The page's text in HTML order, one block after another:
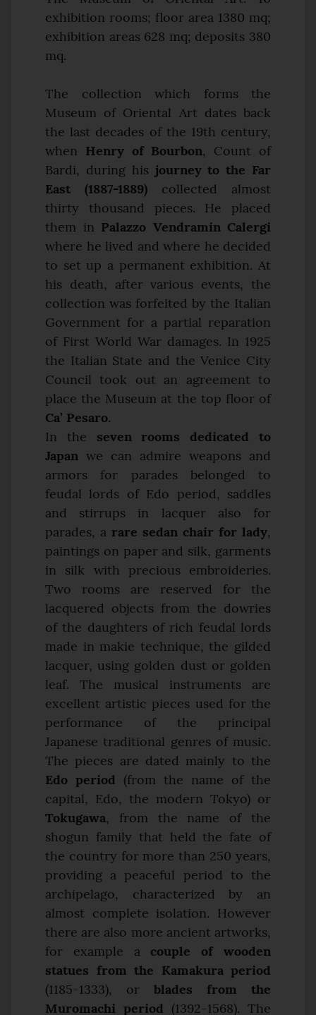
exhibition rooms; floor area 1380 mq;
exhibition areas 628 mq; deposits 380
mq.
The collection which forms the
Museum of Oriental Art dates back
the last decades of the 19th century,
when Henry of Bourbon, Count of
Bardi, during his journey to the Far
East (1887-1889) collected almost
thirty thousand pieces. He placed
them in Palazzo Vendramin Calergi
where he lived and where he decided
to set up a permanent exhibition. At
his death, after various events, the
collection was forfeited by the Italian
Government for a partial reparation
of First World War damages. In 1925
the Italian State and the Venice City
Council took out an agreement to
place the Museum at the top floor of
Ca’ Pesaro.
In the seven rooms dedicated to
Japan we can admire weapons and
armors for parades belonged to
feudal lords of Edo period, saddles
and stirrups in lacquer also for
parades, a rare sedan chair for lady,
paintings on paper and silk, garments
in silk with precious embroideries.
Two rooms are reserved for the
lacquered objects from the dowries
of the daughters of rich feudal lords
made in makie technique, the gilded
lacquer, using golden dust or golden
leaf. The musical instruments are
excellent artistic pieces used for the
performance of the principal
Japanese traditional genres of music.
The pieces are dated mainly to the
Edo period (from the name of the
capital, Edo, the modern Tokyo) or
Tokugawa, from the name of the
shogun family that held the fate of
the country for more than 250 years,
providing a peaceful period to the
archipelago, characterized by an
almost complete isolation. However
there are also more ancient artworks,
for example a couple of wooden
statues from the Kamakura period
(1185-1333), or blades from the
Muromachi period (1392-1568). The